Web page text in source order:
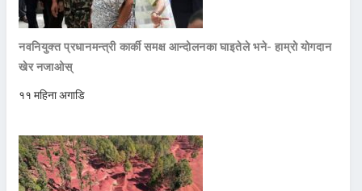
नवनियुक्त प्रधानमन्त्री कार्की समक्ष आन्दोलनका घाइतेले भने- हाम्रो योगदान
खेर नजाओस्
११ महिना अगाडि